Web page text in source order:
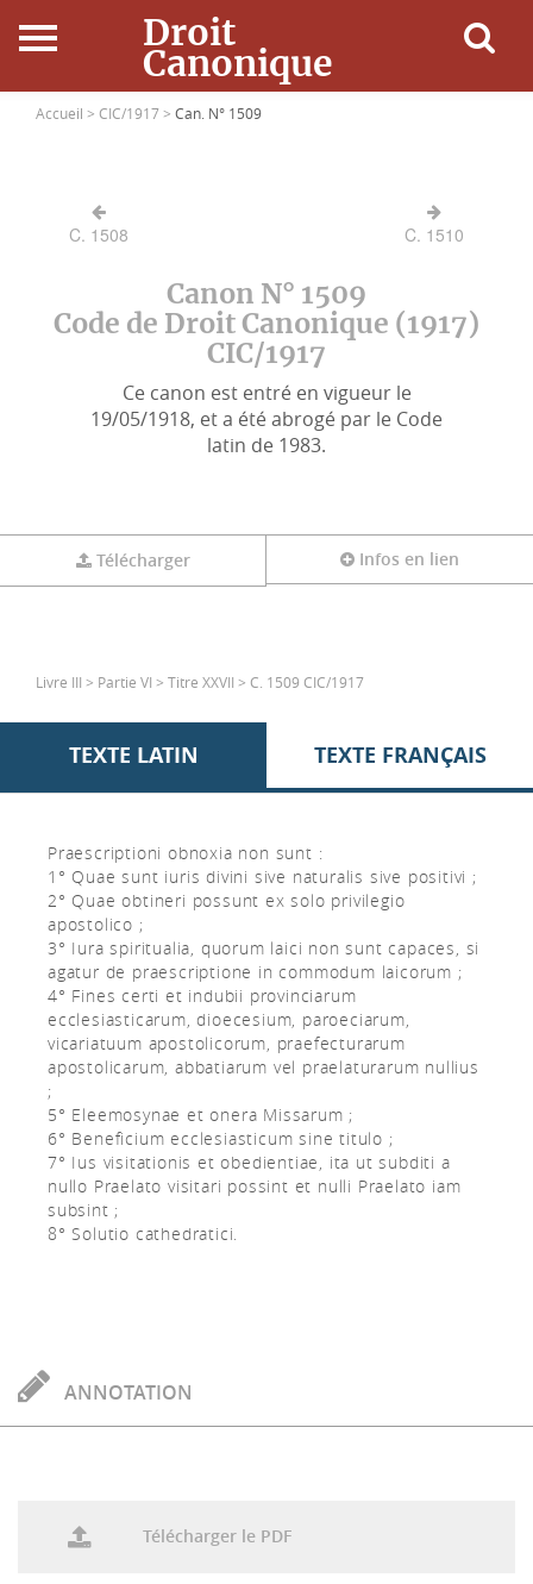
Droit
Canonique
Accueil
Ressources
Accueil > CIC/1917 > Can. N° 1509
C. 1508 C. 1510
Canon N° 1509
Code de Droit Canonique (1917)
CIC/1917
Ce canon est entré en vigueur le
19/05/1918, et a été abrogé par le Code
latin de 1983.
Télécharger Infos en lien
Livre III > Partie VI > Titre XXVII > C. 1509 CIC/1917
TEXTE LATIN TEXTE FRANÇAIS
Praescriptioni obnoxia non sunt :
1° Quae sunt iuris divini sive naturalis sive positivi ;
2° Quae obtineri possunt ex solo privilegio
apostolico ;
3° Iura spiritualia, quorum laici non sunt capaces, si
agatur de praescriptione in commodum laicorum ;
4° Fines certi et indubii provinciarum
ecclesiasticarum, dioecesium, paroeciarum,
vicariatuum apostolicorum, praefecturarum
apostolicarum, abbatiarum vel praelaturarum nullius
;
5° Eleemosynae et onera Missarum ;
6° Beneficium ecclesiasticum sine titulo ;
7° Ius visitationis et obedientiae, ita ut subditi a
nullo Praelato visitari possint et nulli Praelato iam
subsint ;
8° Solutio cathedratici.
ANNOTATION
Télécharger le PDF